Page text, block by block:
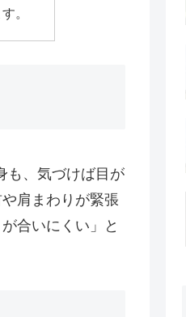
。
も、気づけば目が
肩まわりが緊張
合いにくい」と